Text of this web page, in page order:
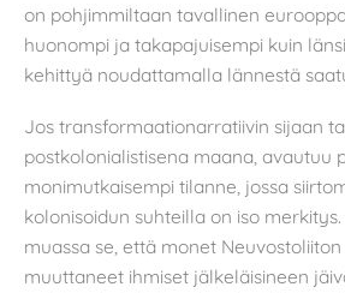
on pohjimmiltaan tavallinen
huonompi ja takapajuisempi kuin
kehittyä noudattamalla lännestä
Jos transformaationarratiivin sijaan
postkolonialistisena maana, avautuu
monimutkaisempi tilanne, jossa
kolonisoidun suhteilla on iso
muassa se, että monet
muuttaneet ihmiset jälkeläisineen